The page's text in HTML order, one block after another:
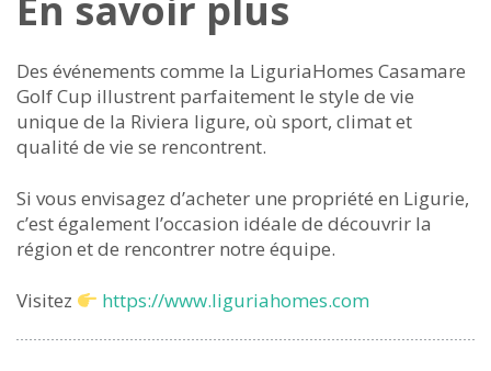
Des événements comme la LiguriaHomes Casamare
Golf Cup illustrent parfaitement le style de vie
unique de la Riviera ligure, où sport, climat et
qualité de vie se rencontrent.
Si vous envisagez d’acheter une propriété en Ligurie,
c’est également l’occasion idéale de découvrir la
région et de rencontrer notre équipe.
Visitez https://www.liguriahomes.com